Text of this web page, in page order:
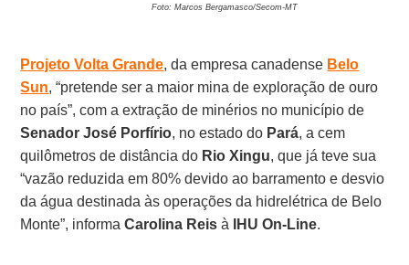
Foto: Marcos Bergamasco/Secom-MT
Projeto Volta Grande, da empresa canadense Belo
Sun, “pretende ser a maior mina de exploração de ouro
no país”, com a extração de minérios no município de
Senador José Porfírio, no estado do Pará, a cem
quilômetros de distância do Rio Xingu, que já teve sua
“vazão reduzida em 80% devido ao barramento e desvio
da água destinada às operações da hidrelétrica de Belo
Monte”, informaCarolina Reis à IHU On-Line.